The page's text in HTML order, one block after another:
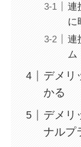
連
に
連
ム
デメリ
かる
デメリ
ナルプ